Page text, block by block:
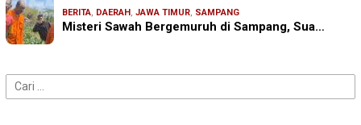
BERITA, DAERAH , JAWA TIMUR, SAMPANG
Misteri Sawah Bergemuruh di Sampang, Sua…
Cari
untuk: